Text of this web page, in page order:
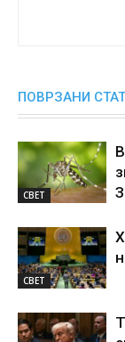
ПОВРЗАНИ
СВЕТ
СВЕТ